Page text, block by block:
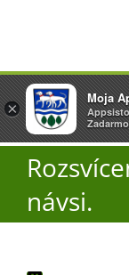
Přeskočit
na
obsah
návsi.
×
- In
×
Moja
Appsisto